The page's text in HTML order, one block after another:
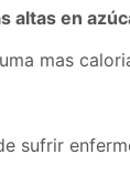
altas en
mas
sufrir